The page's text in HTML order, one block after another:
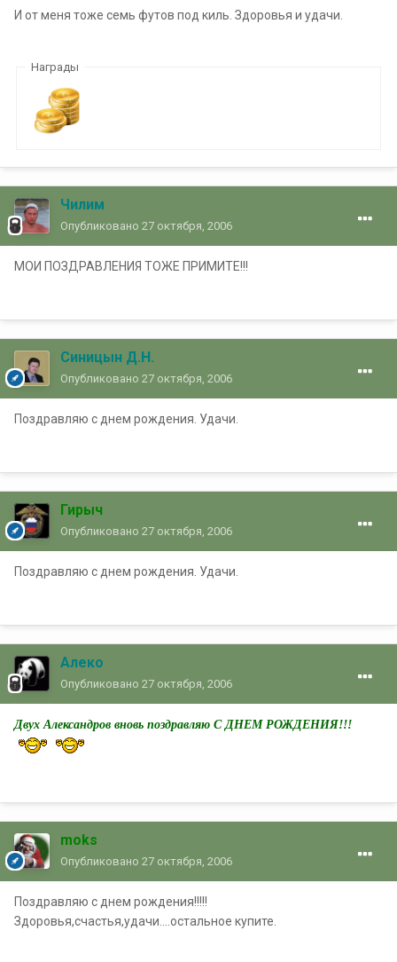
И от меня тоже семь футов под киль. Здоровья и удачи.
Награды
Чилим
Опубликовано 27 октября, 2006
МОИ ПОЗДРАВЛЕНИЯ ТОЖЕ ПРИМИТЕ!!!
Синицын Д.Н.
Опубликовано 27 октября, 2006
Поздравляю с днем рождения. Удачи.
Гирыч
Опубликовано 27 октября, 2006
Поздравляю с днем рождения. Удачи.
Алеко
Опубликовано 27 октября, 2006
Двух Александров вновь поздравляю С ДНЕМ РОЖДЕНИЯ!!!
moks
Опубликовано 27 октября, 2006
Поздравляю с днем рождения!!!!!
Здоровья,счастья,удачи....остальное купите.